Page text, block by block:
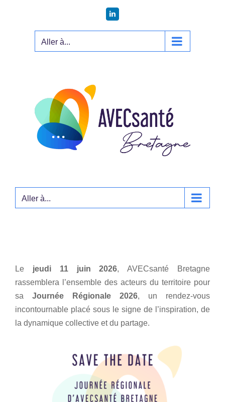
LinkedIn
Aller à...
Aller à...
Le jeudi 11 juin 2026, AVECsanté Bretagne
rassemblera l’ensemble des acteurs du territoire pour
sa Journée Régionale 2026, un rendez-vous
incontournable placé sous le signe de l’inspiration, de
la dynamique collective et du partage.